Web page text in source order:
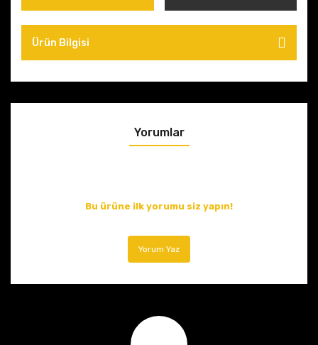
Ürün Bilgisi
Yorumlar
Bu ürüne ilk yorumu siz yapın!
Yorum Yaz